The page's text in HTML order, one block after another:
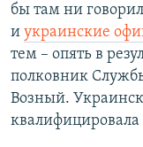
бы там ни
и украинские
тем – опять в
полковник
Возный.
квалифицировала